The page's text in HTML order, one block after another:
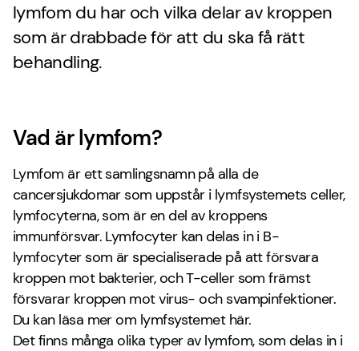
lymfom du har och vilka delar av kroppen
som är drabbade för att du ska få rätt
behandling.
Vad är lymfom?
Lymfom är ett samlingsnamn på alla de
cancersjukdomar som uppstår i lymfsystemets celler,
lymfocyterna, som är en del av kroppens
immunförsvar. Lymfocyter kan delas in i B-
lymfocyter som är specialiserade på att försvara
kroppen mot bakterier, och T-celler som främst
försvarar kroppen mot virus- och svampinfektioner.
Du kan läsa mer om lymfsystemet här.
Det finns många olika typer av lymfom, som delas in i